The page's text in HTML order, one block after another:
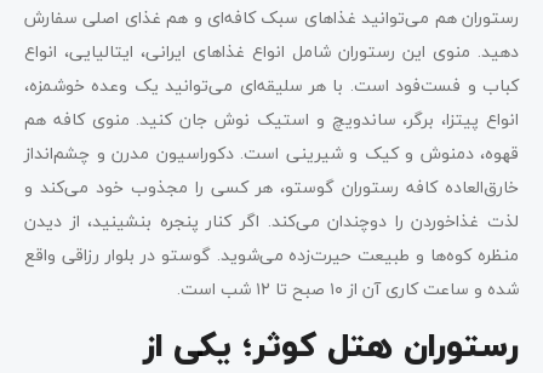
رستوران هم می‌توانید غذاهای سبک کافه‌ای و هم غذای اصلی سفارش
دهید. منوی این رستوران شامل انواع غذاهای ایرانی، ایتالیایی، انواع
کباب و فست‌فود است. با هر سلیقه‌ای می‌توانید یک وعده خوشمزه،
انواع پیتزا، برگر، ساندویچ و استیک نوش جان کنید. منوی کافه هم
قهوه، دمنوش و کیک و شیرینی است. دکوراسیون مدرن و چشم‌انداز
خارق‌العاده کافه رستوران گوستو، هر کسی را مجذوب خود می‌کند و
لذت غذاخوردن را دوچندان می‌کند. اگر کنار پنجره بنشینید، از دیدن
منظره کوه‌ها و طبیعت حیرت‌زده می‌شوید. گوستو در بلوار رزاقی واقع
شده و ساعت کاری آن از ۱۰ صبح تا ۱۲ شب است.
رستوران هتل کوثر؛ یکی از